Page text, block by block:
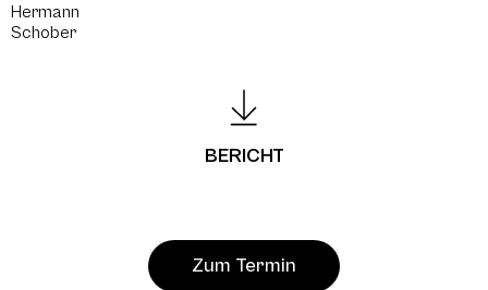
Hermann
Schober
BERICHT
Zum Termin